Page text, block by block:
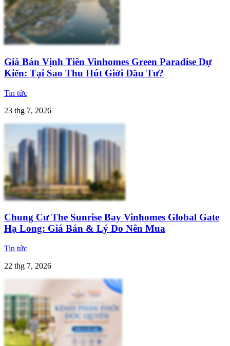
Giá Bán Vịnh Tiên Vinhomes Green Paradise Dự
Kiến: Tại Sao Thu Hút Giới Đầu Tư?
Tin tức
23 thg 7, 2026
Chung Cư The Sunrise Bay Vinhomes Global Gate
Hạ Long: Giá Bán & Lý Do Nên Mua
Tin tức
22 thg 7, 2026